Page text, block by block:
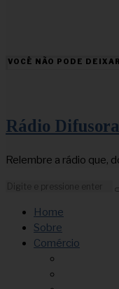
VOCÊ NÃO PODE
Rádio
Relembre a rádio que,
Home
Sobre
Comércio